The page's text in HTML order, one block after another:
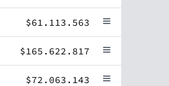
$61.113.563
$165.622.817
$72.063.143